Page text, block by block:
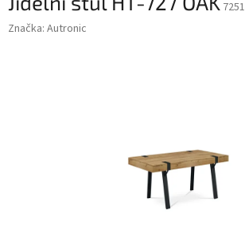
7251
Značka: Autronic